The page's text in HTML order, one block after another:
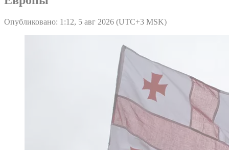
Опубликовано: 1:12, 5 авг 2026 (UTC+3 MSK)